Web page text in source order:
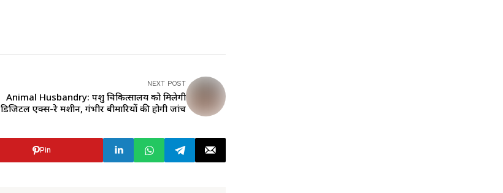
NEXT POST
Animal Husbandry: पशु चिकित्सालय को मिलेगी
डिजिटल एक्स-रे मशीन, गंभीर बीमारियों की होगी जांच
Pin